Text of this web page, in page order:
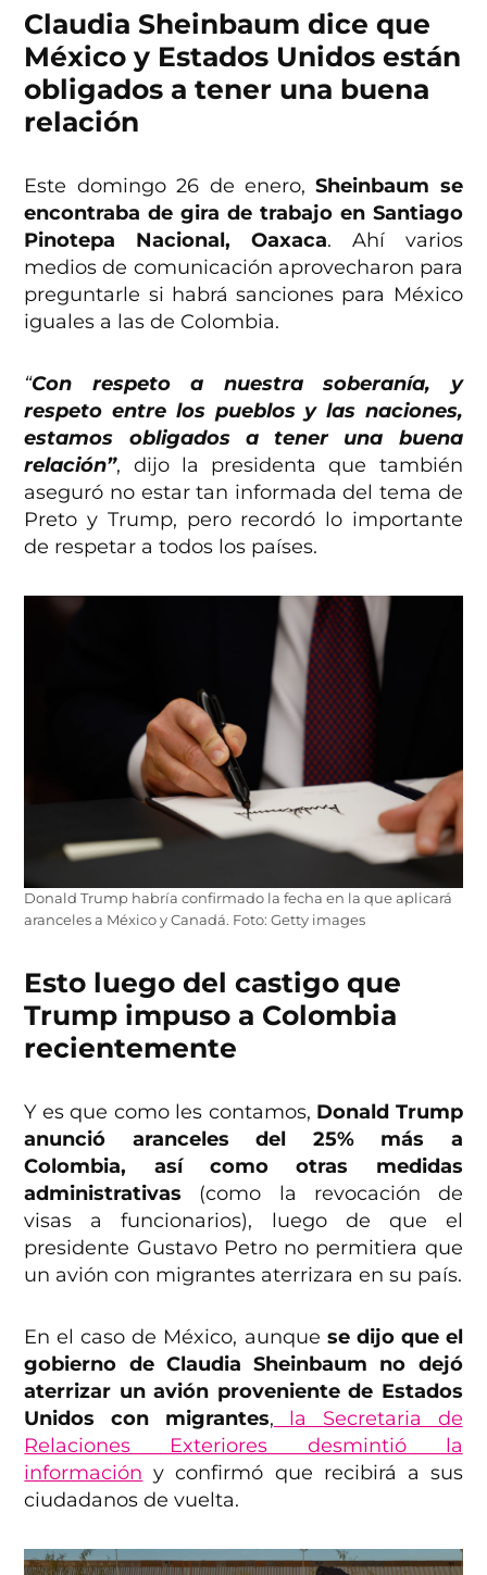
Claudia Sheinbaum dice que
México y Estados Unidos están
obligados a tener una buena
relación
Este domingo 26 de enero,Sheinbaum se
encontraba de gira de trabajo en Santiago
Pinotepa Nacional,
Oaxaca. Ahí varios
medios de comunicación aprovecharon para
preguntarle si habrá sanciones para México
iguales a las de Colombia.
“Con respeto a nuestra soberanía, y
respeto entre los pueblos y las naciones,
estamos obligados a tener una buena
relación”, dijo la presidenta que también
aseguró no estar tan informada del tema de
Preto y Trump, pero recordó lo importante
de respetar a todos los países.
Donald Trump habría confirmado la fecha en la que aplicará
aranceles a México y Canadá. Foto: Getty images
Esto luego del castigo que
Trump impuso a Colombia
recientemente
Y es que como les contamos, Donald Trump
anunció aranceles del 25% más a
Colombia, así como otras medidas
administrativas (como la revocación de
visas a funcionarios), luego de que el
presidente Gustavo Petro no permitiera que
un avión con migrantes aterrizara en su país.
En el caso de México, aunque se dijo que el
gobierno de Claudia Sheinbaum no dejó
aterrizar un avión proveniente de Estados
Unidos con migrantes, la Secretaria de
Relaciones Exteriores desmintió la
información y confirmó que recibirá a sus
ciudadanos de vuelta.